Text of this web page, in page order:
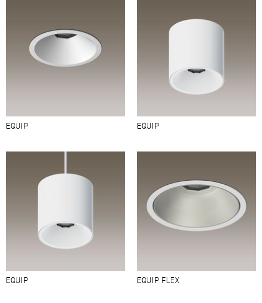
EQUIP EQUIP
EQUIP EQUIP FLEX